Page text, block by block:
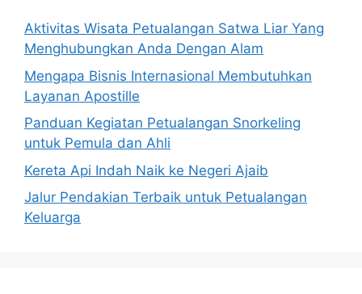
Aktivitas Wisata Petualangan Satwa Liar Yang
Menghubungkan Anda Dengan Alam
Mengapa Bisnis Internasional Membutuhkan
Layanan Apostille
Panduan Kegiatan Petualangan Snorkeling
untuk Pemula dan Ahli
Kereta Api Indah Naik ke Negeri Ajaib
Jalur Pendakian Terbaik untuk Petualangan
Keluarga